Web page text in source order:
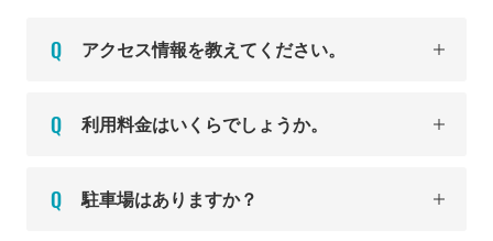
アクセス情報を教えてください。
利用料金はいくらでしょうか。
駐車場はありますか？